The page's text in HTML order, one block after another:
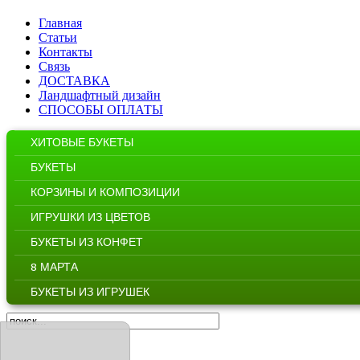
Главная
Статьи
Контакты
Связь
ДОСТАВКА
Ландшафтный дизайн
СПОСОБЫ ОПЛАТЫ
ХИТОВЫЕ БУКЕТЫ
БУКЕТЫ
КОРЗИНЫ И КОМПОЗИЦИИ
ИГРУШКИ ИЗ ЦВЕТОВ
БУКЕТЫ ИЗ КОНФЕТ
8 МАРТА
БУКЕТЫ ИЗ ИГРУШЕК